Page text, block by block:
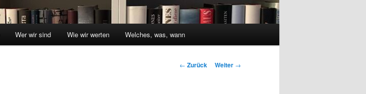
Wer wir sind Wie wir werten Welches, was, wann
Beitrags-
← Zurück Weiter →